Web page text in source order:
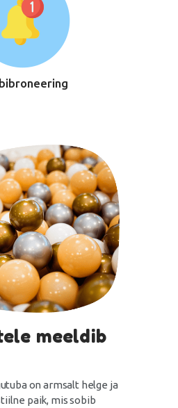
meeldib
on armsalt helge ja
paik, mis sobib